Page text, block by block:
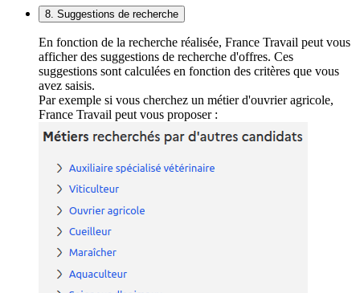
8. Suggestions de recherche
En fonction de la recherche réalisée, France Travail peut vous
afficher des suggestions de recherche d'offres. Ces
suggestions sont calculées en fonction des critères que vous
avez saisis.
Par exemple si vous cherchez un métier d'ouvrier agricole,
France Travail peut vous proposer :